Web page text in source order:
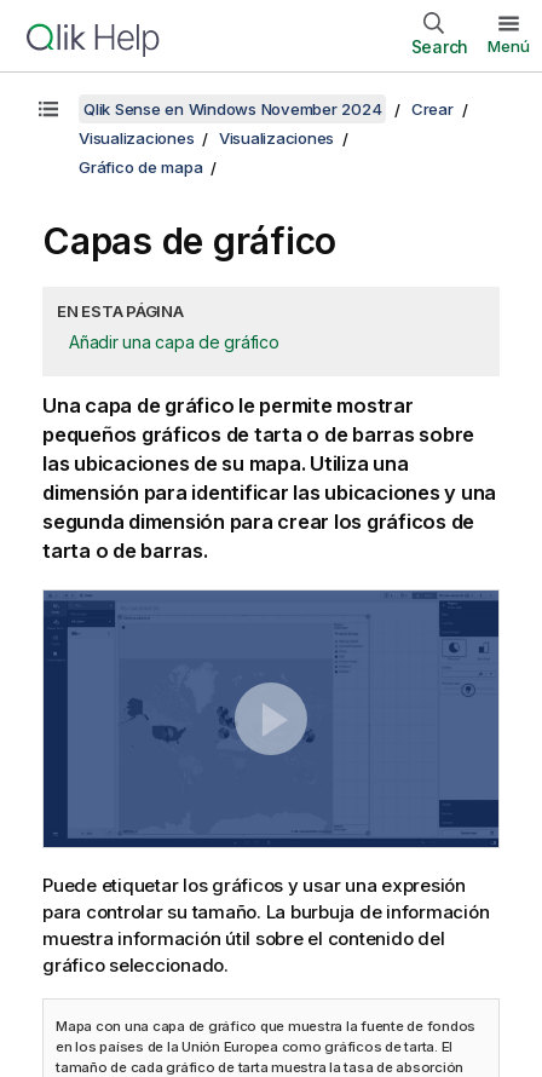
Search Menú
Qlik Sense en Windows November 2024
Crear
Visualizaciones
Visualizaciones
Gráfico de mapa
Capas de gráfico
EN ESTA PÁGINA
Añadir una capa de gráfico
Una capa de gráfico le permite mostrar
pequeños gráficos de tarta o de barras sobre
las ubicaciones de su mapa. Utiliza una
dimensión para identificar las ubicaciones y una
segunda dimensión para crear los gráficos de
tarta o de barras.
Puede etiquetar los gráficos y usar una expresión
para controlar su tamaño. La burbuja de información
muestra información útil sobre el contenido del
gráfico seleccionado.
Mapa con una capa de gráfico que muestra la fuente de fondos
en los países de la Unión Europea como gráficos de tarta. El
tamaño de cada gráfico de tarta muestra la tasa de absorción